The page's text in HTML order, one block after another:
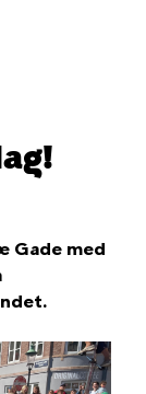
Gade med